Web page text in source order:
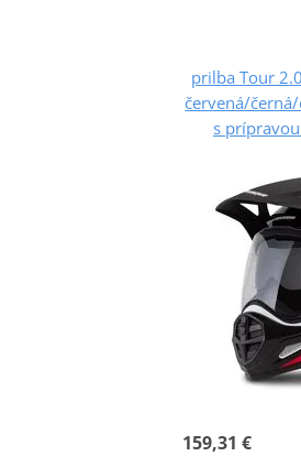
prilba Tour
červená/
s
159,31 €